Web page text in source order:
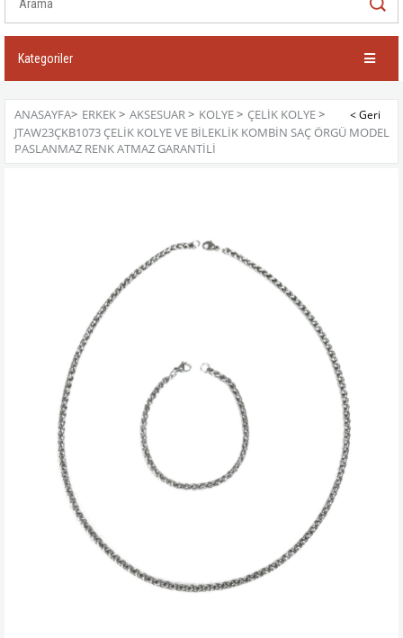
Kategoriler
ANASAYFA> ERKEK> AKSESUAR> KOLYE> ÇELIK KOLYE>
JTAW23ÇKB1073 ÇELİK KOLYE VE BİLEKLİK KOMBİN SAÇ ÖRGÜ MODEL
PASLANMAZ RENK ATMAZ GARANTİLİ